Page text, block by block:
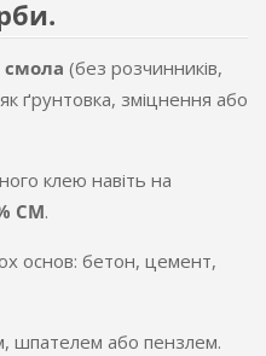
смола (без розчинників,
ґрунтовка, зміцнення або
клею навіть на
CM.
основ: бетон, цемент,
шпателем або пензлем.